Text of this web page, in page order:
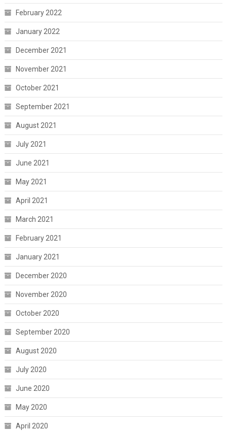
February 2022
January 2022
December 2021
November 2021
October 2021
September 2021
August 2021
July 2021
June 2021
May 2021
April 2021
March 2021
February 2021
January 2021
December 2020
November 2020
October 2020
September 2020
August 2020
July 2020
June 2020
May 2020
April 2020